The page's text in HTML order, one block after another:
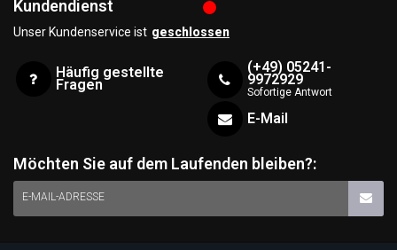
Kundendienst
Unser Kundenservice ist geschlossen
Häufig gestellte
Fragen
(+49) 05241-
9972929
Sofortige Antwort
E-Mail
Möchten Sie auf dem Laufenden bleiben?:
E-MAIL-ADRESSE